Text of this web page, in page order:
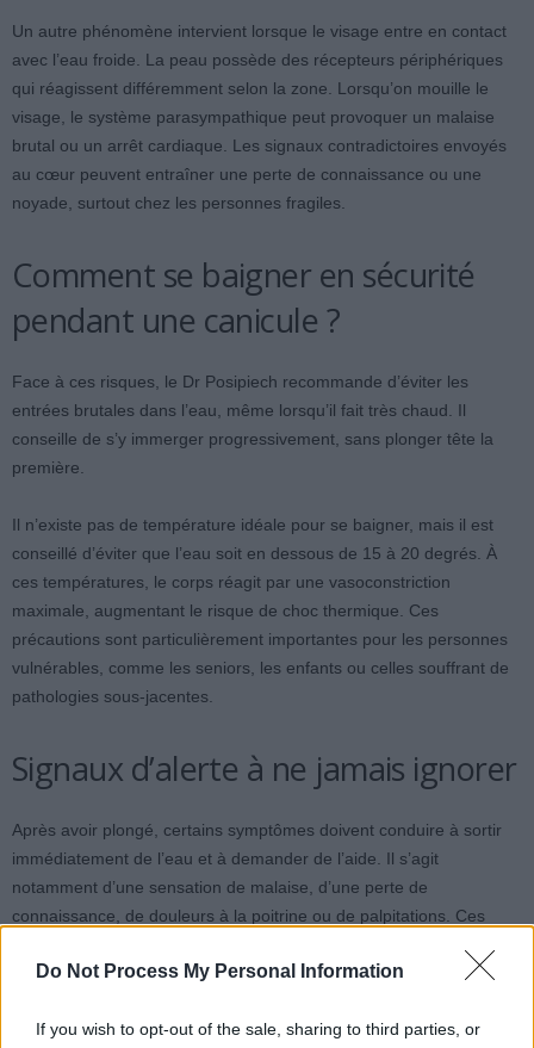
Do Not Process My Personal Information
If you wish to opt-out of the sale, sharing to third parties, or
Un autre phénomène intervient lorsque le visage entre en contact
avec l’eau froide. La peau possède des récepteurs périphériques
qui réagissent différemment selon la zone. Lorsqu’on mouille le
visage, le système parasympathique peut provoquer un malaise
brutal ou un arrêt cardiaque. Les signaux contradictoires envoyés
au cœur peuvent entraîner une perte de connaissance ou une
noyade, surtout chez les personnes fragiles.
Comment se baigner en sécurité
pendant une canicule ?
Face à ces risques, le Dr Posipiech recommande d’éviter les
entrées brutales dans l’eau, même lorsqu’il fait très chaud. Il
conseille de s’y immerger progressivement, sans plonger tête la
première.
Il n’existe pas de température idéale pour se baigner, mais il est
conseillé d’éviter que l’eau soit en dessous de 15 à 20 degrés. À
ces températures, le corps réagit par une vasoconstriction
maximale, augmentant le risque de choc thermique. Ces
précautions sont particulièrement importantes pour les personnes
vulnérables, comme les seniors, les enfants ou celles souffrant de
pathologies sous-jacentes.
Signaux d’alerte à ne jamais ignorer
Après avoir plongé, certains symptômes doivent conduire à sortir
immédiatement de l’eau et à demander de l’aide. Il s’agit
notamment d’une sensation de malaise, d’une perte de
connaissance, de douleurs à la poitrine ou de palpitations. Ces
choc thermique et nécessitent une intervention rapide pour éviter